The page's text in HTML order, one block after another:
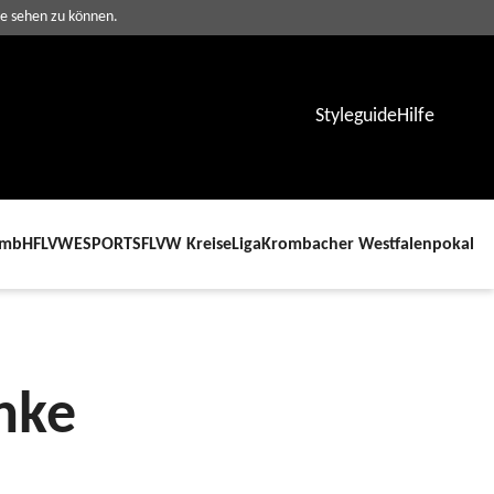
sehen zu können.
StyleguideHilfe
FLVWESPORTS FLVW KreiseLigaKrombacher Westfalenpokal